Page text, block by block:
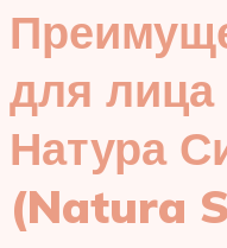
для
Натура
(Natura